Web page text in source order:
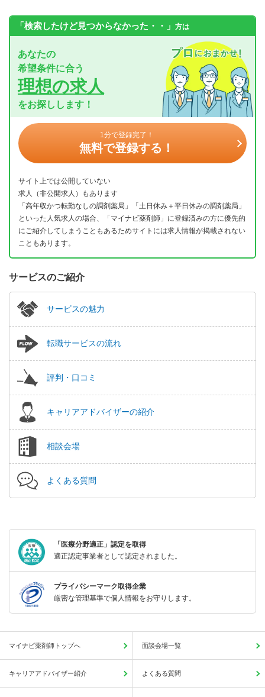
「検索したけど見つからなかった・・」 方は
あなたの
希望条件に合う
理想の求人
をお探しします！
1分で登録完了！
無料で登録する！
サイト上では公開していない
求人（非公開求人）もあります
「高年収かつ転勤なしの調剤薬局」「土日休み＋平日休みの調剤薬局」
といった人気求人の場合、「マイナビ薬剤師」に登録済みの方に優先的
にご紹介してしまうこともあるためサイトには求人情報が掲載されない
こともあります。
サービスのご紹介
サービスの魅力
転職サービスの流れ
評判・口コミ
キャリアアドバイザーの紹介
相談会場
よくある質問
「医療分野適正」認定を取得
適正認定事業者として認定されました。
プライバシーマーク取得企業
厳密な管理基準で個人情報をお守りします。
マイナビ薬剤師トップへ 面談会場一覧
キャリアアドバイザー紹介 よくある質問